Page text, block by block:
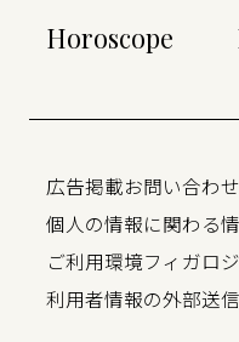
Horoscope
広告掲載お問い合わせ
個人の情報に関わる
ご利用環境フィガロ
利用者情報の外部送